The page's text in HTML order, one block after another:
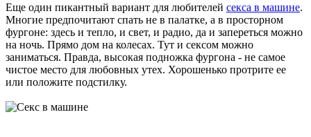
Еще один пикантный вариант для любителей секса в машине.
Многие предпочитают спать не в палатке, а в просторном
фургоне: здесь и тепло, и свет, и радио, да и запереться можно
на ночь. Прямо дом на колесах. Тут и сексом можно
заниматься. Правда, высокая подножка фургона - не самое
чистое место для любовных утех. Хорошенько протрите ее
или положите подстилку.